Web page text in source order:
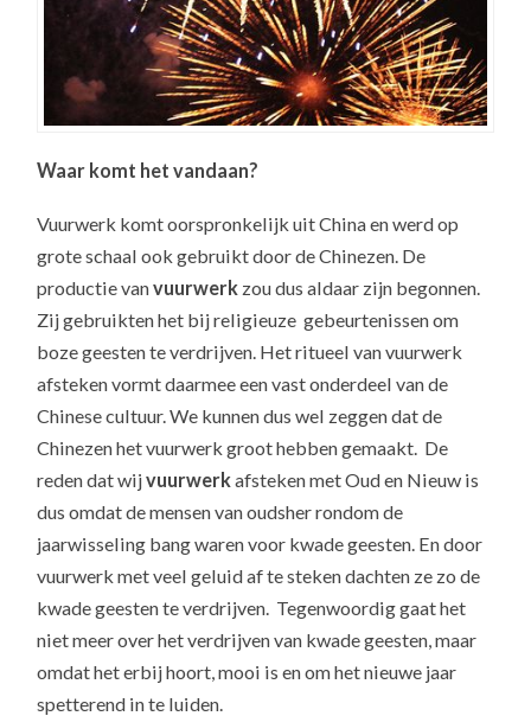
Waar komt het vandaan?
Vuurwerk komt oorspronkelijk uit China en werd op
grote schaal ook gebruikt door de Chinezen. De
productie vanvuurwerk zou dus aldaar zijn begonnen.
Zij gebruikten het bij religieuze gebeurtenissen om
boze geesten te verdrijven. Het ritueel van vuurwerk
afsteken vormt daarmee een vast onderdeel van de
Chinese cultuur. We kunnen dus wel zeggen dat de
Chinezen het vuurwerk groot hebben gemaakt. De
reden dat wijvuurwerkafsteken met Oud en Nieuw is
dus omdat de mensen van oudsher rondom de
jaarwisseling bang waren voor kwade geesten. En door
vuurwerk met veel geluid af te steken dachten ze zo de
kwade geesten te verdrijven. Tegenwoordig gaat het
niet meer over het verdrijven van kwade geesten, maar
omdat het erbij hoort, mooi is en om het nieuwe jaar
spetterend in te luiden.